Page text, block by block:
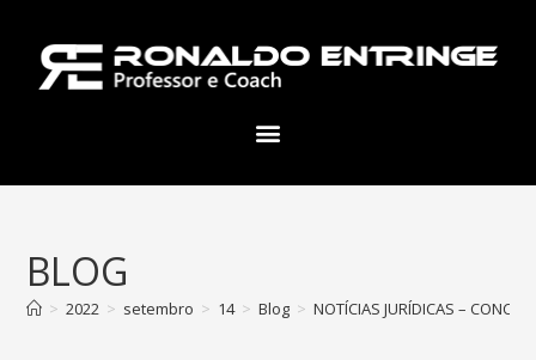
BLOG
> 2022 > setembro > 14 > Blog > NOTÍCIAS JURÍDICAS –